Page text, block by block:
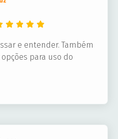
e entender. Também
para uso do